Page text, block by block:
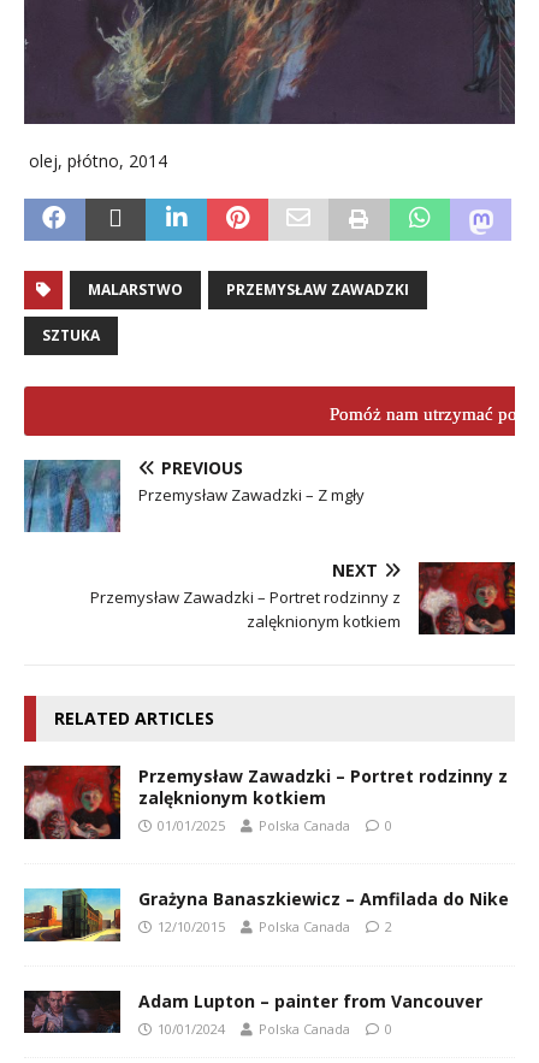
olej, płótno, 2014
MALARSTWO PRZEMYSŁAW ZAWADZKI
SZTUKA
Pomóż nam utrzymać
PREVIOUS
Przemysław Zawadzki – Z mgły
NEXT
Przemysław Zawadzki – Portret rodzinny z
zalęknionym kotkiem
RELATED ARTICLES
Przemysław Zawadzki – Portret rodzinny z
zalęknionym kotkiem
01/01/2025 Polska Canada 0
Grażyna Banaszkiewicz – Amfilada do Nike
12/10/2015 Polska Canada 2
Adam Lupton – painter from Vancouver
10/01/2024 Polska Canada 0